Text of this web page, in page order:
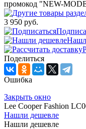
промокод "NEW-
3 950 руб.
Поделиться
Ошибка
Закрыть окно
Lee Cooper Fashion
Нашли дешевле
Нашли дешевле